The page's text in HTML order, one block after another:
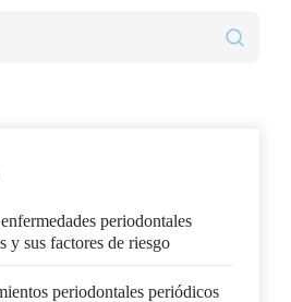
periodontales
y sus factores de riesgo
periodontales periódicos